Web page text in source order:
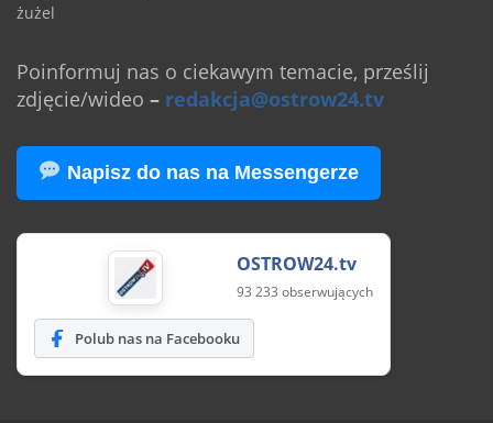
żużel
Poinformuj nas o ciekawym temacie, prześlij
zdjęcie/wideo – redakcja@ostrow24.tv
Napisz do nas na Messengerze
OSTROW24.tv
93 233 obserwujących
Polub nas na Facebooku